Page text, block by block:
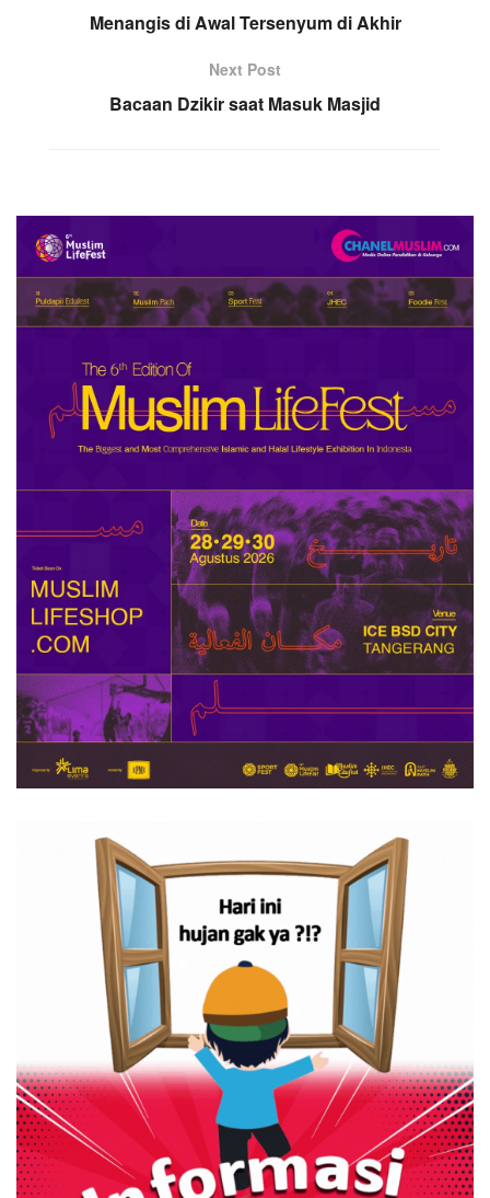
Menangis di Awal Tersenyum di Akhir
Next Post
Bacaan Dzikir saat Masuk Masjid